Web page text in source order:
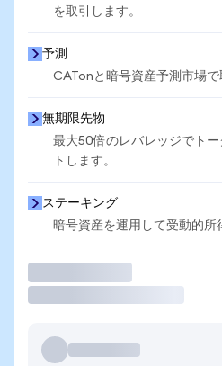
を取引します。
予測
CATonと暗号資産予測市場で
無期限先物
最大50倍のレバレッジでト
トします。
ステーキング
暗号資産を運用して受動的所